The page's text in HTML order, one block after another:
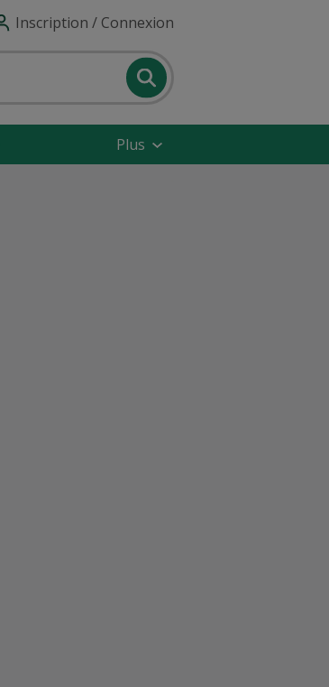
Inscription / Connexion
Plus